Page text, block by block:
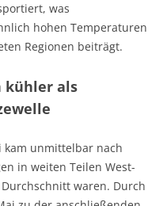
was
hohen Temperaturen
Regionen beiträgt.
kühler als
kam unmittelbar nach
in weiten Teilen West-
waren. Durch